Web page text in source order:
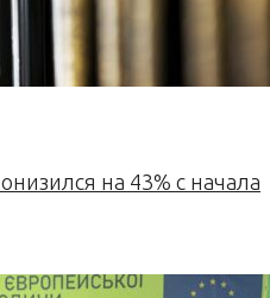
на 43% с начала